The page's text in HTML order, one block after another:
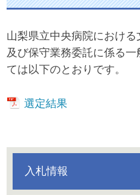
山梨県立中央病院におけ
及び保守業務委託に係る
ては以下のとおりです。
選定結果
入札情報